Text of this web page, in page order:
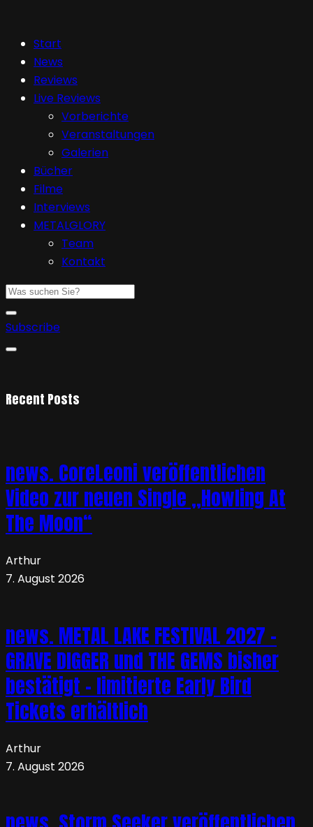
Start
News
Reviews
Live Reviews
Vorberichte
Veranstaltungen
Galerien
Bücher
Filme
Interviews
METALGLORY
Team
Kontakt
Subscribe
Recent Posts
news. CoreLeoni veröffentlichen
Video zur neuen Single „Howling At
The Moon“
Arthur
7. August 2026
news. METAL LAKE FESTIVAL 2027 –
GRAVE DIGGER und THE GEMS bisher
bestätigt – limitierte Early Bird
Tickets erhältlich
Arthur
7. August 2026